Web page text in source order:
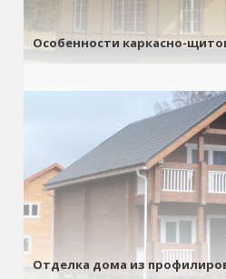
Особенности каркасно-
Отделка дома из